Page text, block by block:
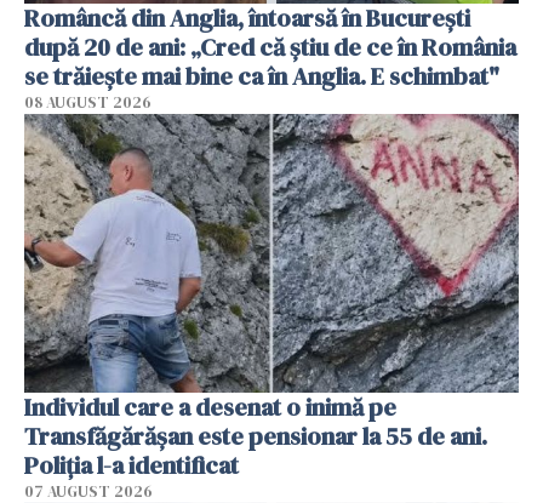
Româncă din Anglia, întoarsă în București
după 20 de ani: „Cred că știu de ce în România
se trăiește mai bine ca în Anglia. E schimbat"
08 AUGUST 2026
Individul care a desenat o inimă pe
Transfăgărășan este pensionar la 55 de ani.
Poliția l-a identificat
07 AUGUST 2026